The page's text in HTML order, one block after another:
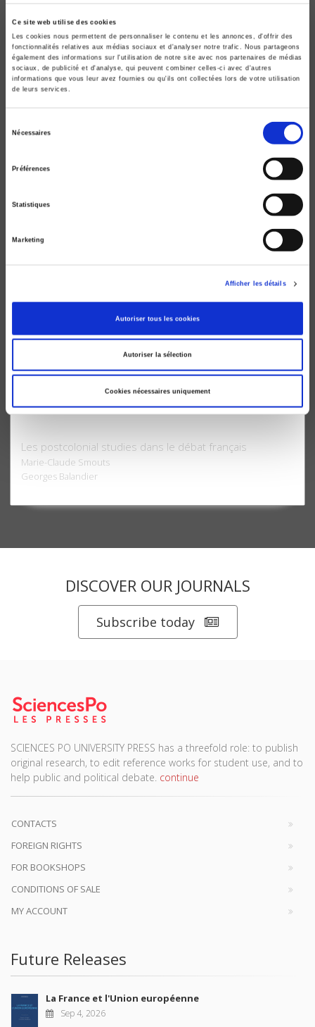
Ce site web utilise des cookies
Les cookies nous permettent de personnaliser le contenu et les annonces, d'offrir des
fonctionnalités relatives aux médias sociaux et d'analyser notre trafic. Nous partageons
également des informations sur l'utilisation de notre site avec nos partenaires de médias
sociaux, de publicité et d'analyse, qui peuvent combiner celles-ci avec d'autres
informations que vous leur avez fournies ou qu'ils ont collectées lors de votre utilisation
de leurs services.
Nécessaires
Préférences
Statistiques
Marketing
Afficher les détails
Autoriser tous les cookies
Autoriser la sélection
Cookies nécessaires uniquement
L'Etat au Cameroun
Les postcolonial studies dans le débat français
Marie-Claude Smouts
Georges Balandier
DISCOVER OUR JOURNALS
Subscribe today
SCIENCES PO UNIVERSITY PRESS has a threefold role: to publish
original research, to edit reference works for student use, and to
help public and political debate. continue
CONTACTS
FOREIGN RIGHTS
FOR BOOKSHOPS
CONDITIONS OF SALE
MY ACCOUNT
Future Releases
La France et l'Union européenne
Sep 4, 2026